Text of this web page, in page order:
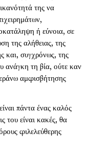
της να
ή εύνοια, σε
της αλήθειας, της
και, συγχρόνως, της
ανάγκη τη βία, ούτε καν
αμφισβήτησης
πάντα ένας καλός
του είναι κακές, θα
φιλελεύθερης